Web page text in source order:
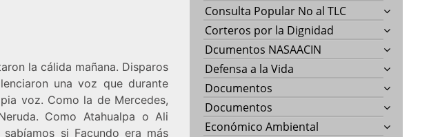
la cálida mañana. Disparos
una voz que durante
voz. Como la de Mercedes,
Como Atahualpa o Ali
si Facundo era más
Consulta Popular No al TLC
Corteros por la Dignidad
Dcumentos NASAACIN
Defensa a la Vida
Documentos
Documentos
Económico Ambiental